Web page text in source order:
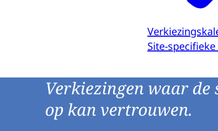
Site-
Verkiezingen waar de
op kan vertrouwen.